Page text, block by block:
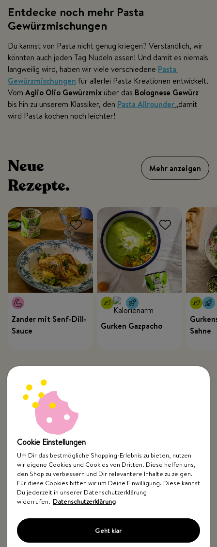
Entdecke noch mehr Pasta
Gewürzmischungen
Du kannst von Pasta nicht genug kriegen? Verständlich, wir
könnten auch jeden Tag Nudeln essen! Und damit es niemals
langweilig wird, haben wir viele verschiedene Pasta
Gewürzmischungen für allerlei Pasta Kreationen entwickelt.
Vom Aglio Olio Gewürzmix über das Bolognese Gewürz
bis hin zu unserem Klassiker, den Pasta Allrounder,damit
wird Pasta kochen noch leichter!
Neue
Rezepte.
Mehr anzeigen
Zander mit Senf-Dill-
Sauce
Gurken Gazpacho
Sahne
Top Kategorien
Just Spices
Cookie Einstellungen
Um Dir das bestmögliche Shopping-Erlebnis zu bieten, nutzen
wir eigene Cookies und Cookies von Dritten. Diese helfen uns,
den Shop zu verbessern und Dir relevantere Inhalte zu zeigen.
Für diese Cookies bitten wir um Deine Einwilligung. Diese kannst
Du jederzeit in unserer Datenschutzerklärung
widerrufen. Datenschutzerklärung
Geht klar